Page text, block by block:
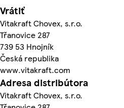
Vrátiť
Vitakraft Chovex, s.r.o.
Třanovice 287
739 53 Hnojník
Česká republika
www.vitakraft.com
Adresa distribútora
Vitakraft Chovex, s.r.o.